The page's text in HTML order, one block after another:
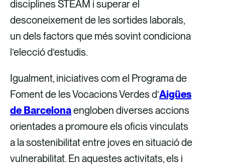
disciplines STEAM i superar el
desconeixement de les sortides laborals,
un dels factors que més sovint condiciona
l’elecció d’estudis.
Igualment, iniciatives com el Programa de
Foment de les Vocacions Verdes d’Aigües
de Barcelonaengloben diverses accions
orientades a promoure els oficis vinculats
a la sostenibilitat entre joves en situació de
vulnerabilitat. En aquestes activitats, els i